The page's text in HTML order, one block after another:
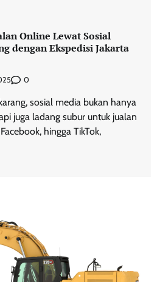
Online Lewat Sosial
dengan Ekspedisi Jakarta
0
sosial media bukan hanya
juga ladang subur untuk jualan
hingga TikTok,